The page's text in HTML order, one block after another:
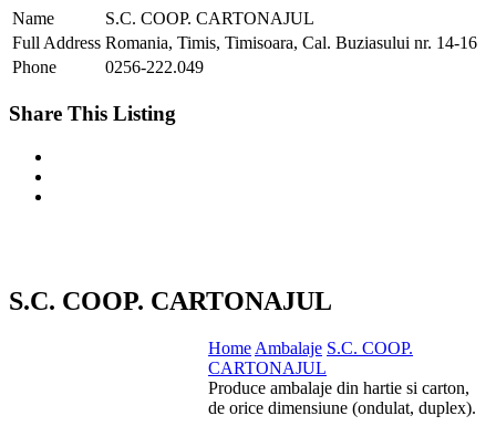
Name
S.C. COOP. CARTONAJUL
Full Address Romania, Timis, Timisoara, Cal. Buziasului nr. 14-16
Phone
0256-222.049
Share This Listing
S.C. COOP. CARTONAJUL
Home Ambalaje S.C. COOP.
CARTONAJUL
Produce ambalaje din hartie si carton,
de orice dimensiune (ondulat, duplex).